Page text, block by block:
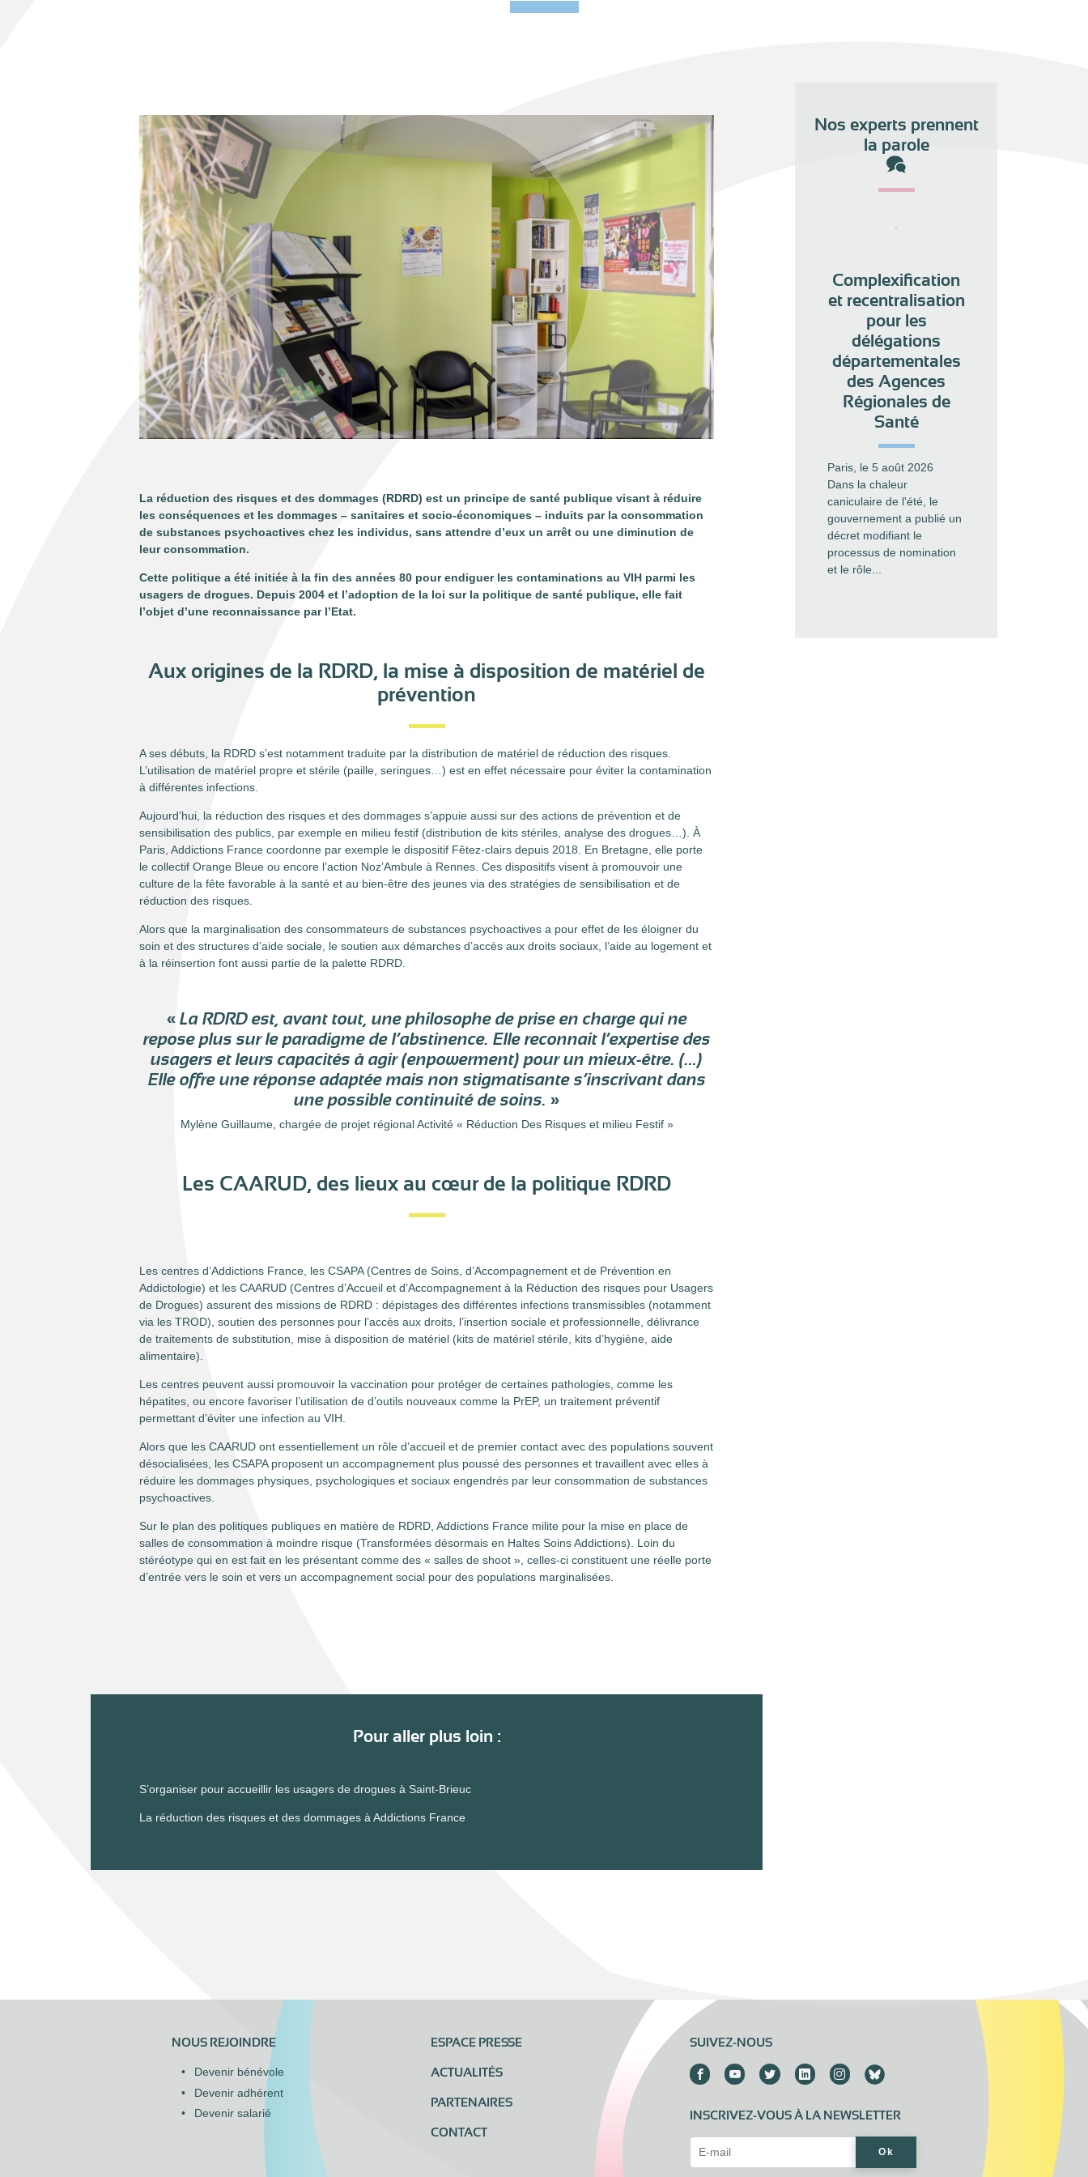
La réduction des risques et des dommages (RDRD) est un principe de santé publique visant à réduire
les conséquences et les dommages – sanitaires et socio-économiques – induits par la consommation
de substances psychoactives chez les individus, sans attendre d’eux un arrêt ou une diminution de
leur consommation.
Cette politique a été initiée à la fin des années 80 pour endiguer les contaminations au VIH parmi les
usagers de drogues. Depuis 2004 et l’adoption de la loi sur la politique de santé publique, elle fait
l’objet d’une reconnaissance par l’Etat.
Aux origines de la RDRD, la mise à disposition de matériel de
prévention
A ses débuts, la RDRD s’est notamment traduite par la distribution de matériel de réduction des risques.
L’utilisation de matériel propre et stérile (paille, seringues…) est en effet nécessaire pour éviter la contamination
à différentes infections.
Aujourd’hui, la réduction des risques et des dommages s’appuie aussi sur des actions de prévention et de
sensibilisation des publics, par exemple en milieu festif (distribution de kits stériles, analyse des drogues…). À
Paris, Addictions France coordonne par exemple le dispositif Fêtez-clairs depuis 2018. En Bretagne, elle porte
le collectif Orange Bleue ou encore l’action Noz’Ambule à Rennes. Ces dispositifs visent à promouvoir une
culture de la fête favorable à la santé et au bien-être des jeunes via des stratégies de sensibilisation et de
réduction des risques.
Alors que la marginalisation des consommateurs de substances psychoactives a pour effet de les éloigner du
soin et des structures d’aide sociale, le soutien aux démarches d’accès aux droits sociaux, l’aide au logement et
à la réinsertion font aussi partie de la palette RDRD.
« La RDRD est, avant tout, une philosophe de prise en charge qui ne
repose plus sur le paradigme de l’abstinence. Elle reconnait l’expertise des
usagers et leurs capacités à agir (enpowerment) pour un mieux-être. (…)
Elle offre une réponse adaptée mais non stigmatisante s’inscrivant dans
une possible continuité de soins. »
Mylène Guillaume, chargée de projet régional Activité « Réduction Des Risques et milieu Festif »
Les CAARUD, des lieux au cœur de la politique RDRD
Les centres d’Addictions France, les CSAPA (Centres de Soins, d’Accompagnement et de Prévention en
Addictologie) et les CAARUD (Centres d’Accueil et d’Accompagnement à la Réduction des risques pour Usagers
de Drogues) assurent des missions de RDRD : dépistages des différentes infections transmissibles (notamment
via les TROD), soutien des personnes pour l’accès aux droits, l’insertion sociale et professionnelle, délivrance
de traitements de substitution, mise à disposition de matériel (kits de matériel stérile, kits d’hygiène, aide
alimentaire).
Les centres peuvent aussi promouvoir la vaccination pour protéger de certaines pathologies, comme les
hépatites, ou encore favoriser l’utilisation de d’outils nouveaux comme la PrEP, un traitement préventif
permettant d’éviter une infection au VIH.
Alors que les CAARUD ont essentiellement un rôle d’accueil et de premier contact avec des populations souvent
désocialisées, les CSAPA proposent un accompagnement plus poussé des personnes et travaillent avec elles à
réduire les dommages physiques, psychologiques et sociaux engendrés par leur consommation de substances
psychoactives.
Sur le plan des politiques publiques en matière de RDRD, Addictions France milite pour la mise en place de
salles de consommation à moindre risque (Transformées désormais en Haltes Soins Addictions). Loin du
stéréotype qui en est fait en les présentant comme des « salles de shoot », celles-ci constituent une réelle porte
d’entrée vers le soin et vers un accompagnement social pour des populations marginalisées.
Pour aller plus loin :
S’organiser pour accueillir les usagers de drogues à Saint-Brieuc
La réduction des risques et des dommages à Addictions France
Nos experts prennent
la parole
Complexification
et recentralisation
pour les
délégations
départementales
des Agences
Régionales de
Santé
Paris, le 5 août 2026
Dans la chaleur
caniculaire de l'été, le
gouvernement a publié un
décret modifiant le
processus de nomination
et le rôle...
NOUS REJOINDRE
Devenir bénévole
Devenir adhérent
Devenir salarié
ESPACE PRESSE
ACTUALITÉS
PARTENAIRES
CONTACT
SUIVEZ-NOUS
INSCRIVEZ-VOUS À LA NEWSLETTER
Email Address*
Ok